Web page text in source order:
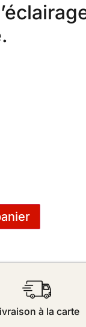
à la carte